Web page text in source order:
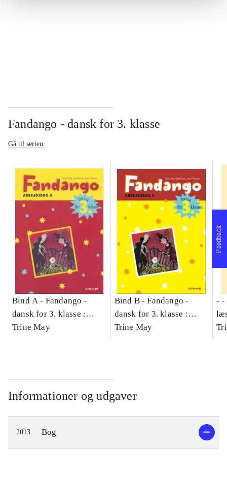
Fandango - dansk for 3. klasse
Gå til serien
Bind A - Fandango -
dansk for 3. klasse :
grundbog -- Arbejdsbog.
Trine May
Bind B -Fandango -
dansk for 3. klasse :
grundbog -- Arbejdsbog.
Trine May
- -
-
Informationer og udgaver
2013 Bog
Feedback